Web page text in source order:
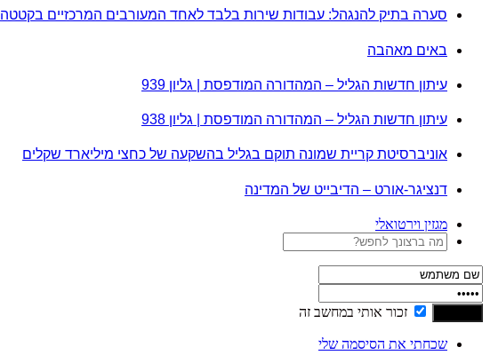
סערה בתיק להנגהל: עבודות שירות בלבד לאחד המעורבים המרכזיים בקטטה
באים מאהבה
עיתון חדשות הגליל – המהדורה המודפסת | גליון 939
עיתון חדשות הגליל – המהדורה המודפסת | גליון 938
אוניברסיטת קריית שמונה תוקם בגליל בהשקעה של כחצי מיליארד שקלים
דנציגר-אורט – הדיבייט של המדינה
מגזין וירטואלי
זכור אותי במחשב זה
שכחתי את הסיסמה שלי